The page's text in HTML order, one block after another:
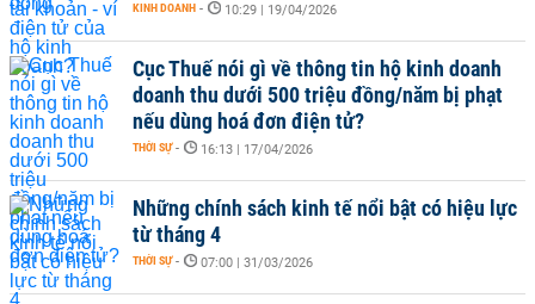
KINH DOANH - 10:29 | 19/04/2026
Cục Thuế nói gì về thông tin hộ kinh doanh
doanh thu dưới 500 triệu đồng/năm bị phạt
nếu dùng hoá đơn điện tử?
THỜI SỰ - 16:13 | 17/04/2026
Những chính sách kinh tế nổi bật có hiệu lực
từ tháng 4
THỜI SỰ - 07:00 | 31/03/2026